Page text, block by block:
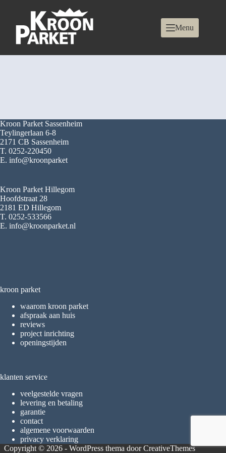
Menu
Kroon Parket Sassenheim
Teylingerlaan 6-8
2171 CB Sassenheim
T. 0252-220450
E. info@kroonparket
Kroon Parket Hillegom
Hoofdstraat 28
2181 ED Hillegom
T. 0252-533566
E. info@kroonparket.nl
kroon parket
waarom kroon parket
afspraak aan huis
reviews
project inrichting
openingstijden
klanten service
veelgestelde vragen
levering en betaling
garantie
contact
algemene voorwaarden
privacy verklaring
Copyright © 2026 - WordPress thema doorCreativeThemes